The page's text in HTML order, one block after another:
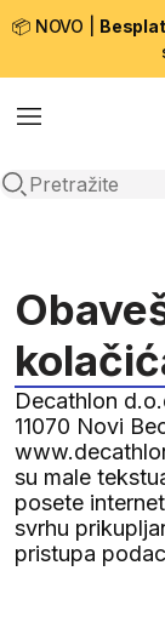
📦 NOVO |
Menu
Open search
Decathlon
11070 Novi
su male
posete
svrhu
pristupa